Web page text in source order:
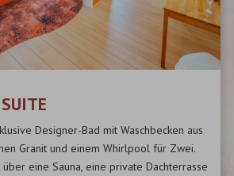
Designer-Bad mit Waschbecken aus
Granit und einem Whirlpool für Zwei.
eine Sauna, eine private Dachterrasse